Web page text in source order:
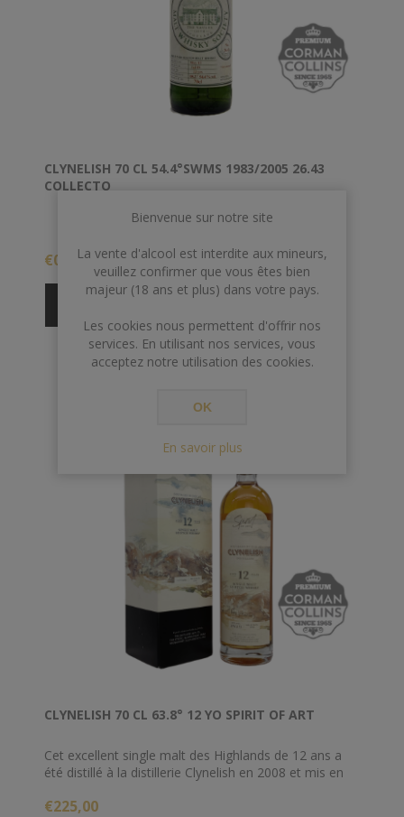
CLYNELISH 70 CL 54.4°SWMS 1983/2005 26.43
COLLECTO
€0,00
CLYNELISH 70 CL 63.8° 12 YO SPIRIT OF ART
Cet excellent single malt des Highlands de 12 ans a
été distillé à la distillerie Clynelish en 2008 et mis en
Ltd en 2020.
€225,00
Bienvenue sur notre site
La vente d'alcool est interdite aux mineurs,
veuillez confirmer que vous êtes bien
majeur (18 ans et plus) dans votre pays.
Les cookies nous permettent d'offrir nos
services. En utilisant nos services, vous
acceptez notre utilisation des cookies.
OK
En savoir plus